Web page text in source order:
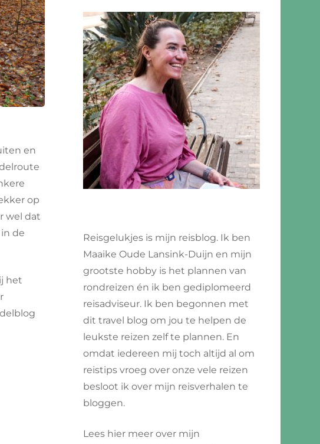
en
op
wel dat
de
het
Reisgelukjes is mijn reisblog. Ik ben
Maaike Oude Lansink-Duijn en mijn
grootste hobby is het plannen van
rondreizen én ik ben gediplomeerd
reisadviseur. Ik ben begonnen met
dit travel blog om jou te helpen de
leukste reizen zelf te plannen. En
omdat iedereen mij toch altijd al om
reistips vroeg over onze vele reizen
besloot ik over mijn reisverhalen te
bloggen.
Lees hier meer over mijn